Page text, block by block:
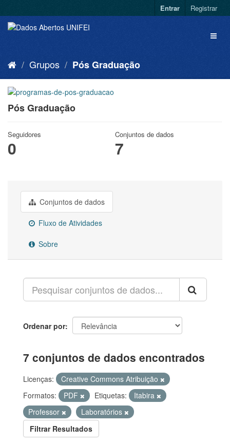
Entrar Registrar
Grupos Pós Graduação
Pós Graduação
Seguidores
0
Conjuntos de dados
7
Conjuntos de dados
Fluxo de Atividades
Sobre
Ordenar por
7 conjuntos de dados encontrados
Licenças:
Creative Commons Atribuição
Formatos:
PDF Etiquetas:
Itabira
Professor
Laboratórios
Filtrar Resultados